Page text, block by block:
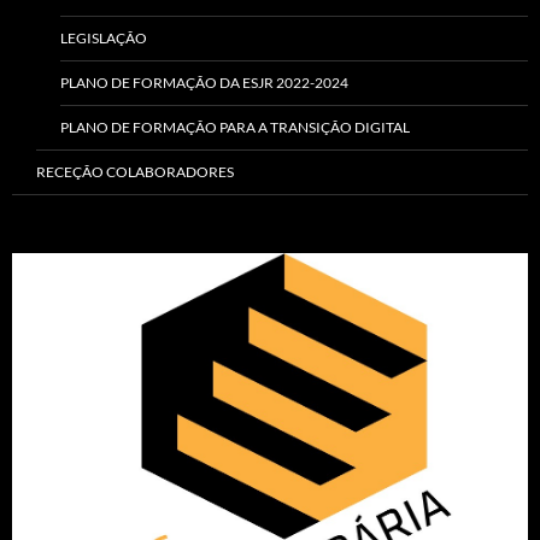
LEGISLAÇÃO
PLANO DE FORMAÇÃO DA ESJR 2022-2024
PLANO DE FORMAÇÃO PARA A TRANSIÇÃO DIGITAL
RECEÇÃO COLABORADORES